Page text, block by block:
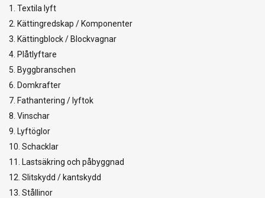
1. Textila lyft
2. Kättingredskap / Komponenter
3. Kättingblock / Blockvagnar
4. Plåtlyftare
5. Byggbranschen
6. Domkrafter
7. Fathantering / lyftok
8. Vinschar
9. Lyftöglor
10. Schacklar
11. Lastsäkring och påbyggnad
12. Slitskydd / kantskydd
13. Stållinor